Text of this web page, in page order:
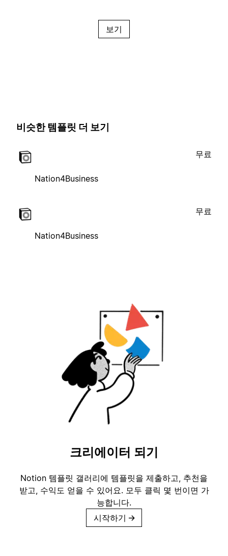
보기
비슷한 템플릿 더 보기
Nation4Business
무료
Nation4Business
무료
크리에이터 되기
Notion 템플릿 갤러리에 템플릿을 제출하고, 추천을
받고, 수익도 얻을 수 있어요. 모두 클릭 몇 번이면 가
능합니다.
시작하기 →